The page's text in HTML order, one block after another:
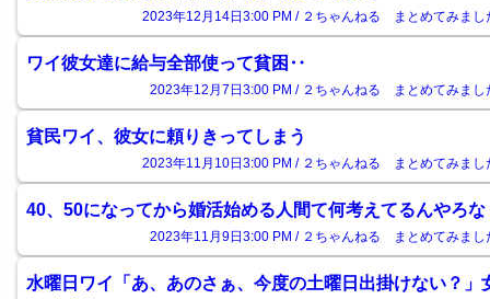
2023年12月14日3:00 PM / ２ちゃんねる まとめてみまし
ワイ彼女達に給与全部使って貧困‥
2023年12月7日3:00 PM / ２ちゃんねる まとめてみまし
貧民ワイ、彼女に頼りきってしまう
2023年11月10日3:00 PM / ２ちゃんねる まとめてみまし
40、50になってから婚活始める人間て何考えてるんやろな
2023年11月9日3:00 PM / ２ちゃんねる まとめてみまし
水曜日ワイ「あ、あのさぁ、今度の土曜日出掛けない？」